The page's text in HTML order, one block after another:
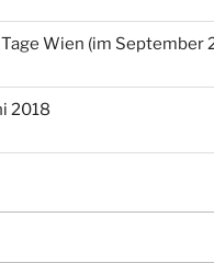
Wien (im September
2018